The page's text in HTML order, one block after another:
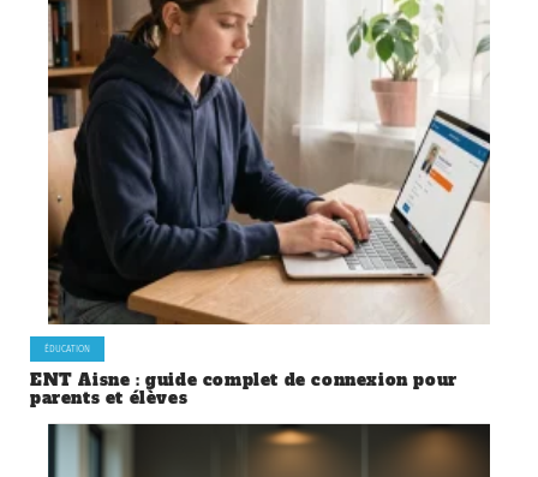
ÉDUCATION
ENT Aisne : guide complet de connexion pour
parents et élèves